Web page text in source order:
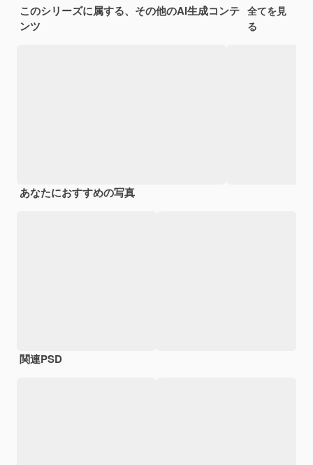
このシリーズに属する、その他のAI生成コンテ
ンツ
全てを見
る
あなたにおすすめの写真
関連PSD